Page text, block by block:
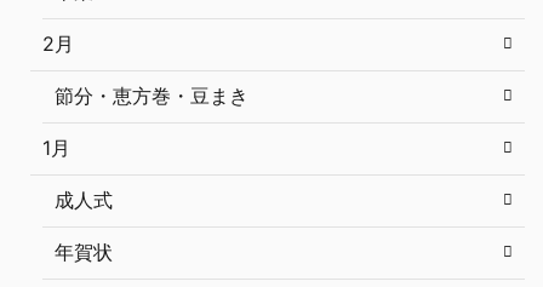
2月
節分・恵方巻・豆まき
1月
成人式
年賀状